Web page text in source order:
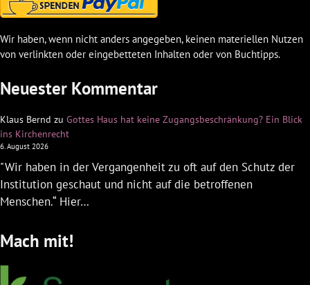
Wir haben, wenn nicht anders angegeben, keinen materiellen Nutzen
von verlinkten oder eingebetteten Inhalten oder von Buchtipps.
Neuester Kommentar
Klaus Bernd zu Gottes Haus hat keine Zugangsbeschränkung? Ein Blick
ins Kirchenrecht
6. August 2026
"Wir haben in der Vergangenheit zu oft auf den Schutz der
Institution geschaut und nicht auf die betroffenen
Menschen.“ Hier…
Mach mit!